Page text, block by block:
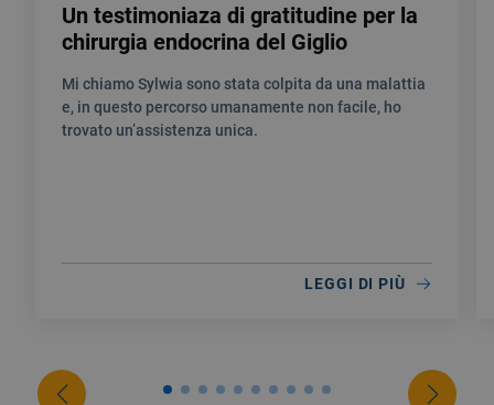
Un testimoniaza di gratitudine per la
chirurgia endocrina del Giglio
Mi chiamo Sylwia sono stata colpita da una malattia
e, in questo percorso umanamente non facile, ho
trovato un’assistenza unica.
LEGGI DI PIÙ